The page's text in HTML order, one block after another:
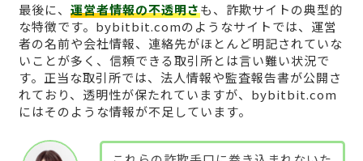
最後に、 運営者情報の不透明さも、詐欺サイトの典型的
な特徴です。bybitbit.comのようなサイトでは、運営
者の名前や会社情報、連絡先がほとんど明記されていな
いことが多く、信頼できる取引所とは言い難い状況で
す。正当な取引所では、法人情報や監査報告書が公開さ
れており、透明性が保たれていますが、bybitbit.com
にはそのような情報が不足しています。